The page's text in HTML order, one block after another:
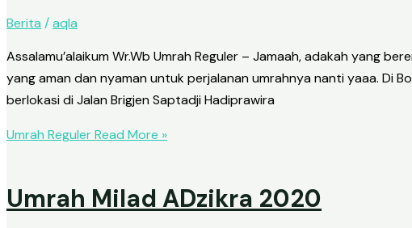
Berita /aqla
Assalamu’alaikum Wr.Wb Umrah Reguler – Jamaah, adakah yang
yang aman dan nyaman untuk perjalanan umrahnya nanti yaaa. Di
berlokasi di Jalan Brigjen Saptadji Hadiprawira
Umrah RegulerRead More »
Umrah Milad ADzikra 2020